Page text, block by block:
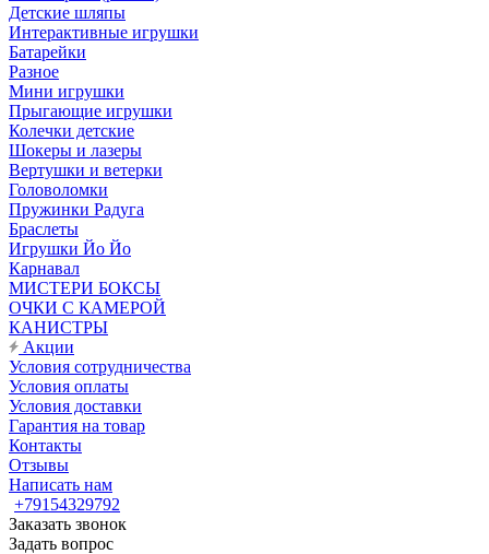
Детские шляпы
Интерактивные игрушки
Батарейки
Разное
Мини игрушки
Прыгающие игрушки
Колечки детские
Шокеры и лазеры
Вертушки и ветерки
Головоломки
Пружинки Радуга
Браслеты
Игрушки Йо Йо
Карнавал
МИСТЕРИ БОКСЫ
ОЧКИ С КАМЕРОЙ
КАНИСТРЫ
Акции
Условия сотрудничества
Условия оплаты
Условия доставки
Гарантия на товар
Контакты
Отзывы
Написать нам
+79154329792
Заказать звонок
Задать вопрос